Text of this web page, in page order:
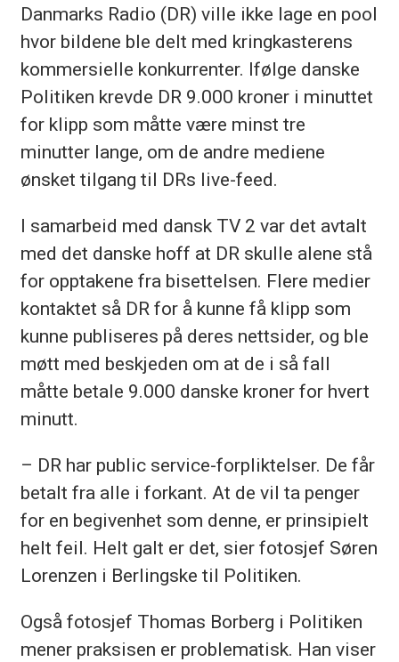
Danmarks Radio (DR) ville ikke lage en pool
hvor bildene ble delt med kringkasterens
kommersielle konkurrenter. Ifølge danske
Politiken krevde DR 9.000 kroner i minuttet
for klipp som måtte være minst tre
minutter lange, om de andre mediene
ønsket tilgang til DRs live-feed.
I samarbeid med dansk TV 2 var det avtalt
med det danske hoff at DR skulle alene stå
for opptakene fra bisettelsen. Flere medier
kontaktet så DR for å kunne få klipp som
kunne publiseres på deres nettsider, og ble
møtt med beskjeden om at de i så fall
måtte betale 9.000 danske kroner for hvert
minutt.
– DR har public service-forpliktelser. De får
betalt fra alle i forkant. At de vil ta penger
for en begivenhet som denne, er prinsipielt
helt feil. Helt galt er det, sier fotosjef Søren
Lorenzen i Berlingske til Politiken.
Også fotosjef Thomas Borberg i Politiken
mener praksisen er problematisk. Han viser